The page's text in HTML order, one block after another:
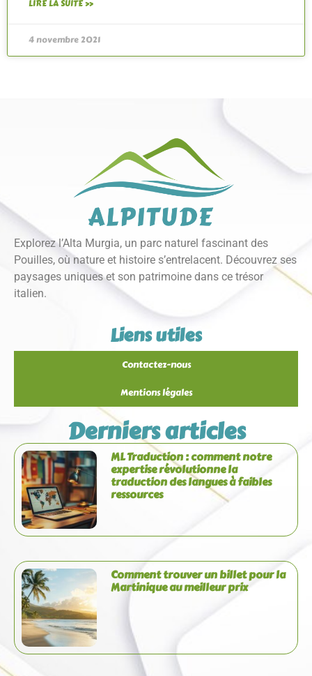
LIRE LA SUITE »
4 novembre 2021
Explorez l’Alta Murgia, un parc naturel fascinant des
Pouilles, où nature et histoire s’entrelacent. Découvrez ses
paysages uniques et son patrimoine dans ce trésor
italien.
Liens utiles
Contactez-nous
Mentions légales
Derniers articles
ML Traduction : comment notre
expertise révolutionne la
traduction des langues à faibles
ressources
Comment trouver un billet pour la
Martinique au meilleur prix